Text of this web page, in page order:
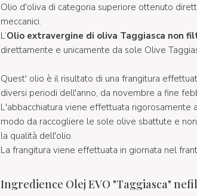
Olio d'oliva di categoria superiore ottenuto
meccanici.
L’Olio extravergine di oliva Taggiasca non
direttamente e unicamente da sole Olive
Quest' olio è il risultato di una frangitura
diversi periodi dell'anno, da novembre a fine
L'abbacchiatura viene effettuata rigorosamente
modo da raccogliere le sole olive sbattute e
la qualità dell'olio.
La frangitura viene effettuata in giornata nel
Ingredience Olej EVO "Taggiasca"